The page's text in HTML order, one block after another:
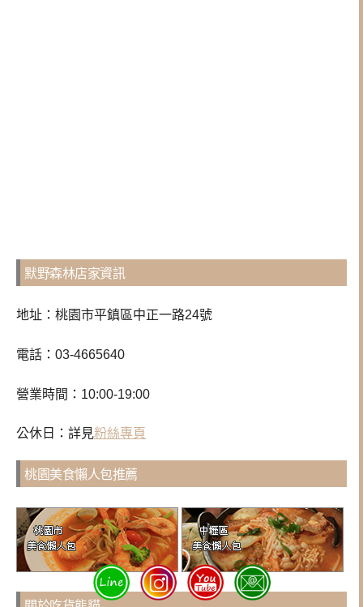
默野森林店家資訊
地址：桃園市平鎮區中正一路24號
電話：03-4665640
營業時間：10:00-19:00
公休日：詳見粉絲專頁
桃園美食懶人包推薦